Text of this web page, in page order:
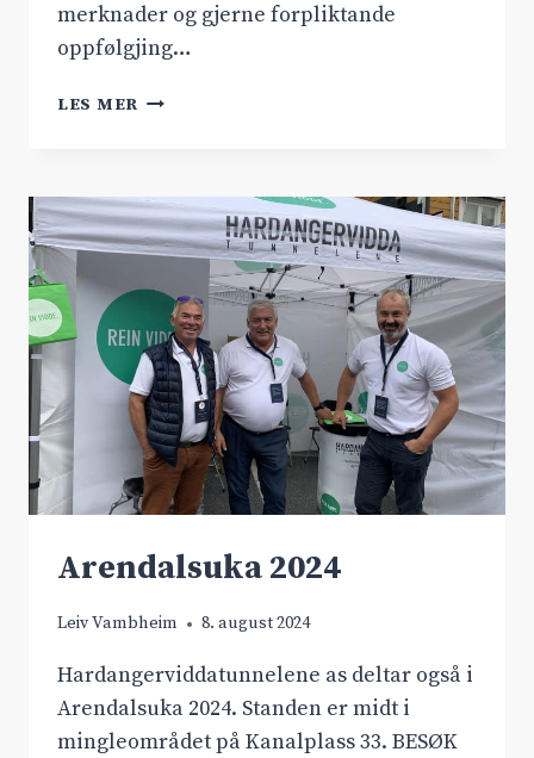
merknader og gjerne forpliktande
oppfølgjing…
LES MER GOD
NYTTÅR
Arendalsuka 2024
Leiv Vambheim 8. august 2024
Hardangerviddatunnelene as deltar også i
Arendalsuka 2024. Standen er midt i
mingleområdet på Kanalplass 33. BESØK